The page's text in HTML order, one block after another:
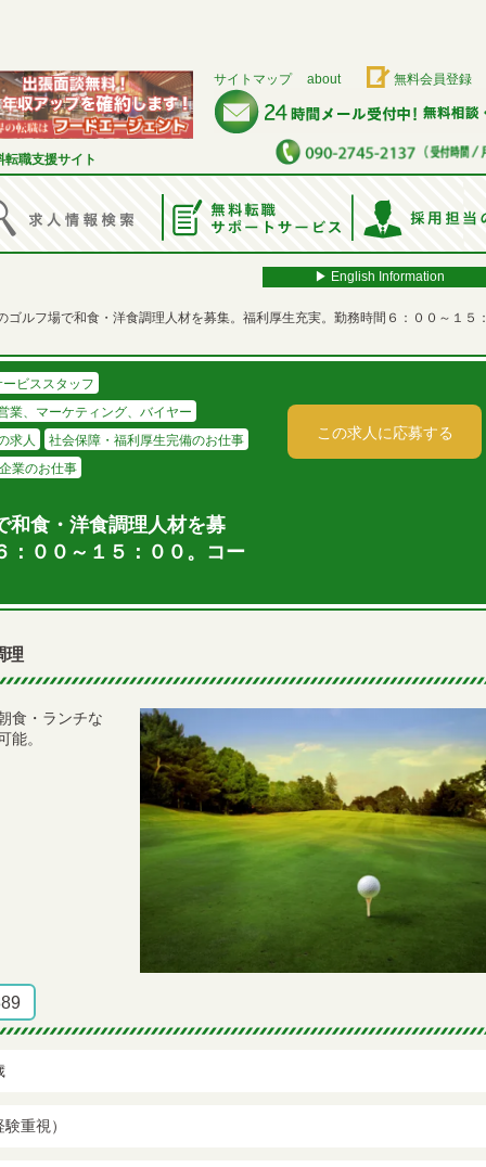
職支援サイト
サイトマップ about 無料会員登録
▶︎ English Information
ゴルフ場で和食・洋食調理人材を募集。福利厚生充実。勤務時間６：００～１５：
ビススタッフ
業、マーケティング、バイヤー
求人
社会保障・福利厚生完備のお仕事
業のお仕事
和食・洋食調理人材を募
：００～１５：００。コー
この求人に応募する
理
食・ランチな
能。
重視）